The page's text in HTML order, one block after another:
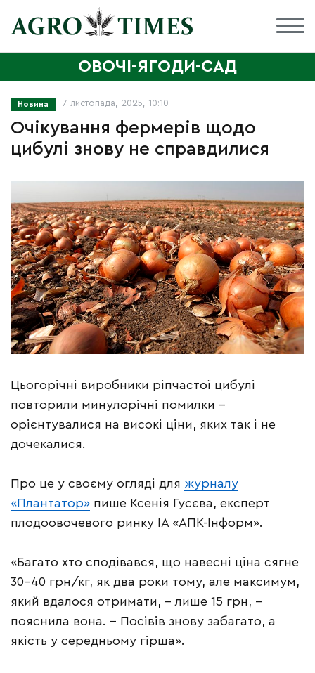
ОВОЧІ-ЯГОДИ-САД
Новина 7 листопада, 2025, 10:10
Очікування фермерів щодо
цибулі знову не справдилися
Цьогорічні виробники ріпчастої цибулі
повторили минулорічні помилки –
орієнтувалися на високі ціни, яких так і не
дочекалися.
Про це у своєму огляді для журналу
«Плантатор» пише Ксенія Гусєва, експерт
плодоовочевого ринку ІА «АПК-Інформ».
«Багато хто сподівався, що навесні ціна сягне
30–40 грн/кг, як два роки тому, але максимум,
який вдалося отримати, – лише 15 грн, –
пояснила вона. – Посівів знову забагато, а
якість у середньому гірша».